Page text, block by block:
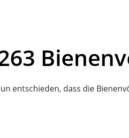
entschieden, dass die